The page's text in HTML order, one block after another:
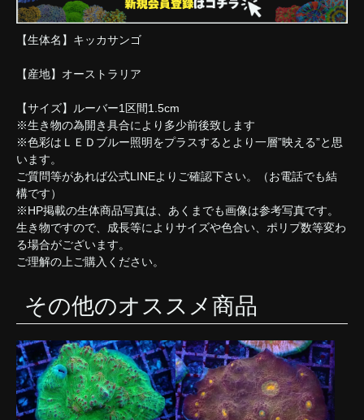
【生体名】キッカサンゴ
【産地】オーストラリア
【サイズ】ルーバー1区間1.5cm
※生き物の為開き具合により多少前後致します
※色彩はＬＥＤブルー照明をプラスするとより一層”映える”と思
います。
ご質問等があれば公式LINEよりご確認下さい。（お電話でも結
構です）
※HP掲載の生体商品写真は、あくまでも画像は参考写真です。
生き物ですので、成長等によりサイズや色合い、ポリプ数等変わ
る場合がございます。
ご理解の上ご購入ください。
その他のオススメ商品